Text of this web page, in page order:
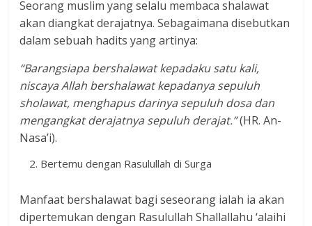
Seorang muslim yang selalu membaca shalawat
akan diangkat derajatnya. Sebagaimana disebutkan
dalam sebuah hadits yang artinya:
“Barangsiapa bershalawat kepadaku satu kali,
niscaya Allah bershalawat kepadanya sepuluh
sholawat, menghapus darinya sepuluh dosa dan
mengangkat derajatnya sepuluh derajat.”(HR. An-
Nasa’i).
Bertemu dengan Rasulullah di Surga
Manfaat bershalawat bagi seseorang ialah ia akan
dipertemukan dengan Rasulullah Shallallahu ‘alaihi